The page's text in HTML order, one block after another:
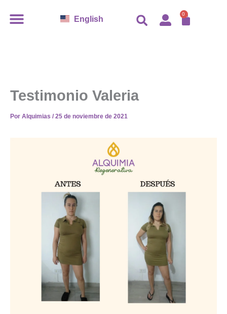
English 0
Testimonio Valeria
Por Alquimias / 25 de noviembre de 2021